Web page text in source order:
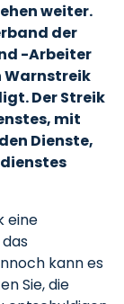
weiter.
der
-Arbeiter
Warnstreik
Der Streik
mit
Dienste,
eine
kann es
Sie, die